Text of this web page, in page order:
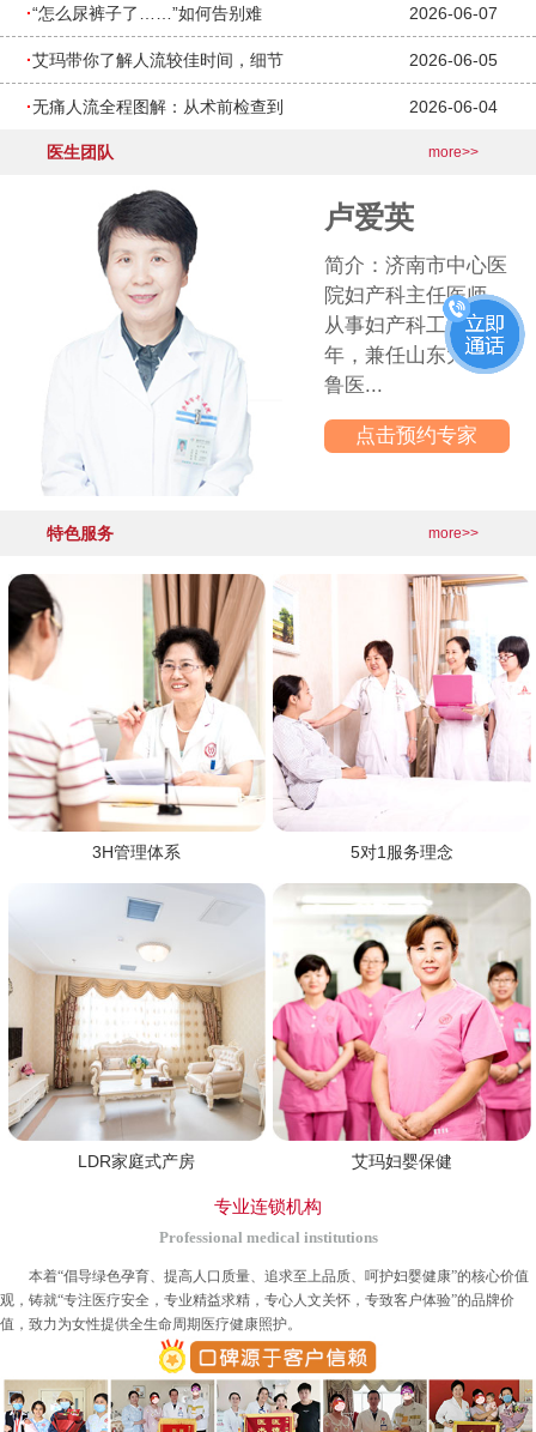
·“怎么尿裤子了……”如何告别难 2026-06-07
·艾玛带你了解人流较佳时间，细节 2026-06-05
·无痛人流全程图解：从术前检查到 2026-06-04
产后盆底功能出现问题，你是其中 2026-06-03
更多医院动态>>
医生团队 more>>
卢爱英
简介：济南市中心医
院妇产科主任医师，
从事妇产科工作30多
年，兼任山东大学齐
鲁医...
点击预约专家
特色服务 more>>
3H管理体系 5对1服务理念
LDR家庭式产房 艾玛妇婴保健
专业连锁机构
Professional medical institutions
本着“倡导绿色孕育、提高人口质量、追求至上品质、呵护妇婴健康”的核心价值
观，铸就“专注医疗安全，专业精益求精，专心人文关怀，专致客户体验”的品牌价
值，致力为女性提供全生命周期医疗健康照护。